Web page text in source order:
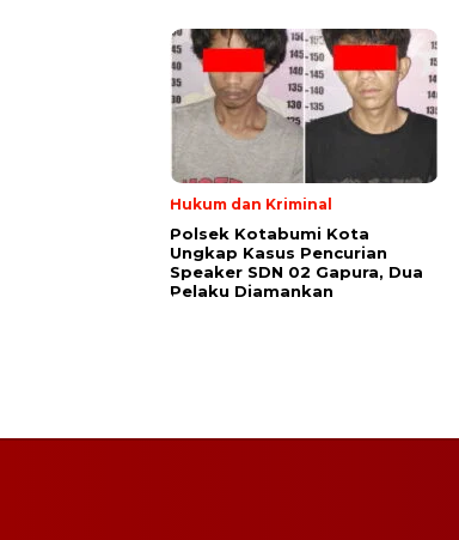
Hukum dan Kriminal
Polsek Kotabumi Kota
Ungkap Kasus Pencurian
Speaker SDN 02 Gapura, Dua
Pelaku Diamankan